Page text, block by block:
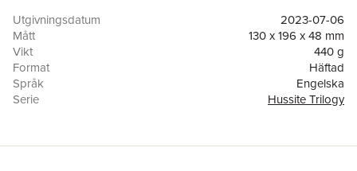
Samson Honeypot - his journey takes him all over the Bohemian
realm.And Reynevan will need every ounce of his wit,
intelligence and cunning if he is to succeed in his search. The
political and religious alliances of the Hussite Wars are ever
shifting, and the battle for dominance threatens to devour
anyone who gets in their way.Faced too with dark magical
of finding Jutta decrease with every obstacle he is forced to
Utgivningsdatum
2023-07-06
Mått
130 x 196 x 48 mm
Vikt
440 g
Format
Häftad
Språk
Engelska
Serie
Hussite Trilogy
ISBN
9781473226227